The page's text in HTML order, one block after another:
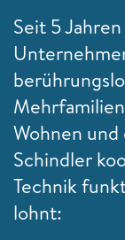
Seit 5
Wohnen
Schindler
Technik
lohnt: